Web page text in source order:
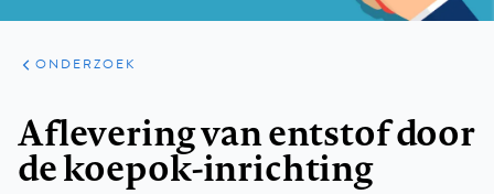
ARTIKELEN
ONDERZOEK
ONDERZOEK
Aflevering van entstof door
de koepok-inrichting